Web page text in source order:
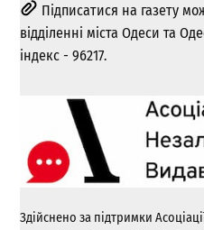
Підписатися на газету
відділенні міста Одеси та
індекс - 96217.
Здійснено за підтримки